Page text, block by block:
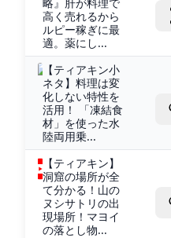
高く売れるから
ルピー稼ぎに最
適。薬にし...
【ティアキン小
ネタ】料理は変
化しない特性を
活用！ 「凍結食
材」を使った水
陸両用乗...
【ティアキン】
洞窟の場所が全
て分かる！山の
ヌシサトリの出
現場所！マヨイ
の落とし物...